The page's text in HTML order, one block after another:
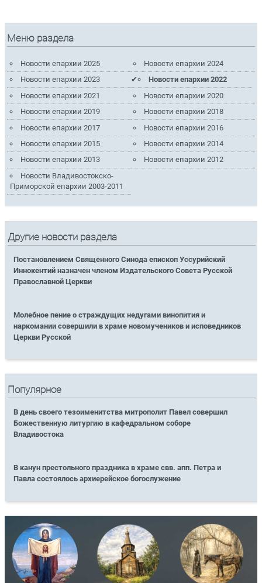
Меню раздела
Новости епархии 2025
Новости епархии 2024
Новости епархии 2023
Новости епархии 2022
Новости епархии 2021
Новости епархии 2020
Новости епархии 2019
Новости епархии 2018
Новости епархии 2017
Новости епархии 2016
Новости епархии 2015
Новости епархии 2014
Новости епархии 2013
Новости епархии 2012
Новости Владивостокско-
Приморской епархии 2003-2011
Другие новости раздела
Постановлением Священного Синода епископ Уссурийский
Иннокентий назначен членом Издательского Совета Русской
Православной Церкви
Молебное пение о страждущих недугами винопития и
наркомании совершили в храме новомучеников и исповедников
Церкви Русской
Популярное
В день своего тезоименитства митрополит Павел совершил
Божественную литургию в кафедральном соборе
Владивостока
В канун престольного праздника в храме свв. апп. Петра и
Павла состоялось архиерейское богослужение